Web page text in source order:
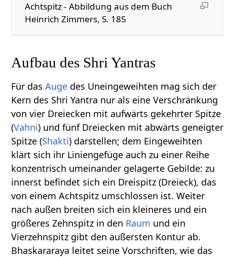
Achtspitz - Abbildung aus dem Buch
Heinrich Zimmers, S. 185
Aufbau des Shri Yantras
Für dasAuge des Uneingeweihten mag sich der
Kern des Shri Yantra nur als eine Verschränkung
von vier Dreiecken mit aufwärts gekehrter Spitze
(Vahni) und fünf Dreiecken mit abwärts geneigter
Spitze (Shakti) darstellen; dem Eingeweihten
klärt sich ihr Liniengefüge auch zu einer Reihe
konzentrisch umeinander gelagerte Gebilde: zu
innerst befindet sich ein Dreispitz (Dreieck), das
von einem Achtspitz umschlossen ist. Weiter
nach außen breiten sich ein kleineres und ein
größeres Zehnspitz in den Raum und ein
Vierzehnspitz gibt den äußersten Kontur ab.
Bhaskararaya leitet seine Vorschriften, wie das